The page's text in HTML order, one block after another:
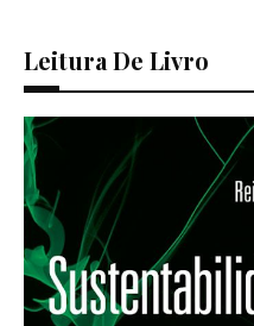
Leitura De Livro